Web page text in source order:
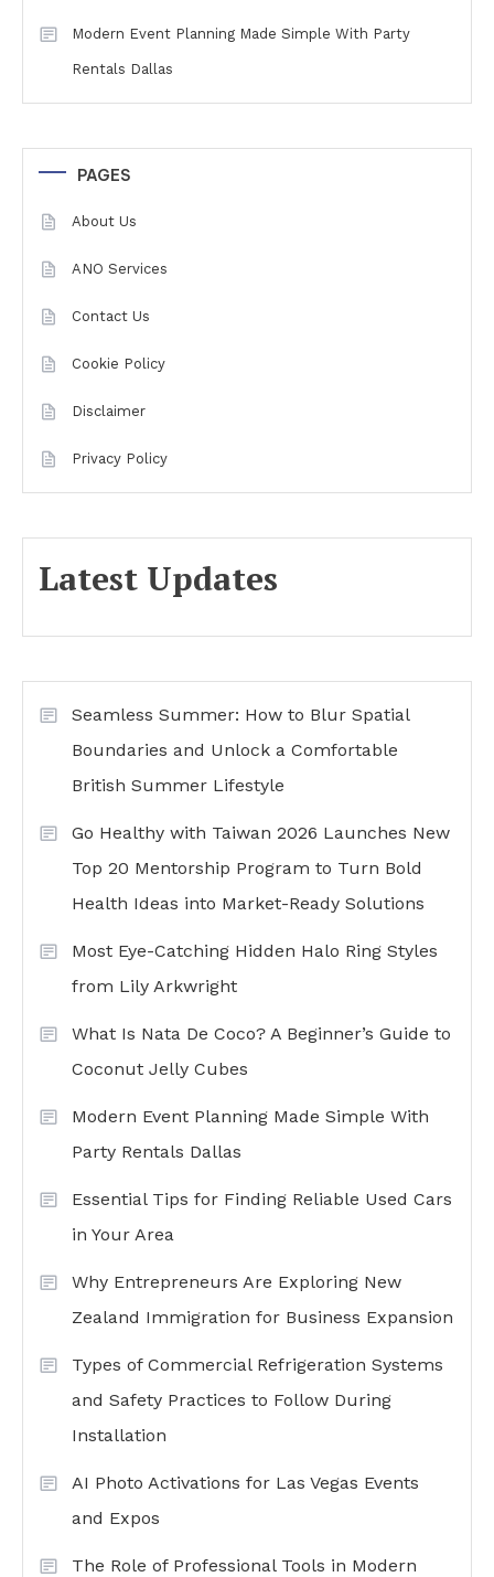
Modern Event Planning Made Simple With Party
Rentals Dallas
PAGES
About Us
ANO Services
Contact Us
Cookie Policy
Disclaimer
Privacy Policy
Latest Updates
Seamless Summer: How to Blur Spatial
Boundaries and Unlock a Comfortable
British Summer Lifestyle
Go Healthy with Taiwan 2026 Launches New
Top 20 Mentorship Program to Turn Bold
Health Ideas into Market-Ready Solutions
Most Eye-Catching Hidden Halo Ring Styles
from Lily Arkwright
What Is Nata De Coco? A Beginner’s Guide to
Coconut Jelly Cubes
Modern Event Planning Made Simple With
Party Rentals Dallas
Essential Tips for Finding Reliable Used Cars
in Your Area
Why Entrepreneurs Are Exploring New
Zealand Immigration for Business Expansion
Types of Commercial Refrigeration Systems
and Safety Practices to Follow During
Installation
AI Photo Activations for Las Vegas Events
and Expos
The Role of Professional Tools in Modern